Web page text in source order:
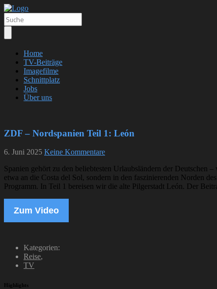
Home
TV-Beiträge
Imagefilme
Schnittplatz
Jobs
Über uns
ZDF – Nordspanien Teil 1: León
6. Juni 2025 Keine Kommentare
Spanien gehört zu den beliebtesten Urlaubsländern der Deutschen
etwa an die Costa del Sol, sondern in den faszinierenden Norden
Programm. In Teil 1 bereisen wir die alte Pilgerstadt León. Der
Zum Video
Kategorien:
Reise,
TV
Highlights